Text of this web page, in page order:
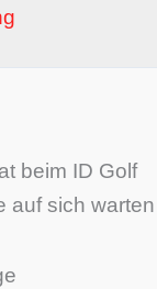
beim ID Golf
auf sich warten